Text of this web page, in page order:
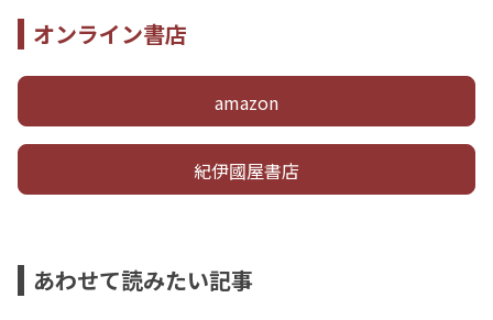
オンライン書店
amazon
紀伊國屋書店
あわせて読みたい記事